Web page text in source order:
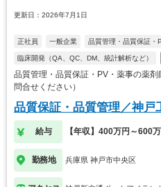
更新日：2026年7月1日
正社員 一般企業 品質管理・品質保証・
臨床開発（QA、QC、DM、統計解析など）
品質管理・品質保証・PV・薬事の薬
問合せください）
品質保証・品質管理／神
給与 【年収】400万円～600
勤務地 兵庫県 神戸市中央区